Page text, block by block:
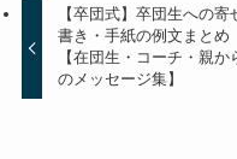
【卒団式】卒団生への寄
書き・手紙の例文まとめ
【在団生・コーチ・親か
のメッセージ集】